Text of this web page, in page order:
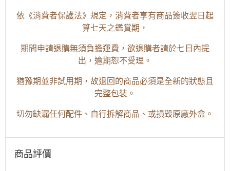
依《消費者保護法》規定，消費者享有商品簽收翌日起
算七天之鑑賞期，
期間申請退購無須負擔運費，欲退購者請於七日內提
出，逾期恕不受理。
猶豫期並非試用期，故退回的商品必須是全新的狀態且
完整包裝。
切勿缺漏任何配件、自行拆解商品、或損毀原廠外盒。
商品評價